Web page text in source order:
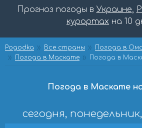
Прогноз погоды в Украине,
курортах на 10
Pogodka Все страны
Погода в
Погода в Маскате
Погода в
Погода в Маскате на
сегодня,